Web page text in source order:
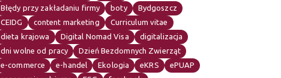
Błędy przy zakładaniu firmy
boty
Bydgoszcz
CEIDG
content marketing
Curriculum vitae
dieta krajowa
Digital Nomad Visa
digitalizacja
dni wolne od pracy
Dzień Bezdomnych Zwierząt
e-commerce
e-handel Ekologia eKRS
ePUAP